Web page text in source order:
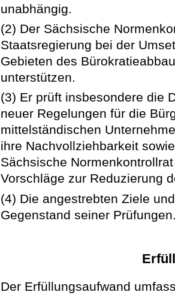
unabhängig.
(2) Der Sächsische
Staatsregierung bei der
Gebieten des
unterstützen.
(3) Er prüft insbesondere die
neuer Regelungen für die
mittelständischen
ihre Nachvollziehbarkeit
Sächsische
Vorschläge zur Reduzierung
(4) Die angestrebten Ziele
Gegenstand seiner
Der Erfüllungsaufwand